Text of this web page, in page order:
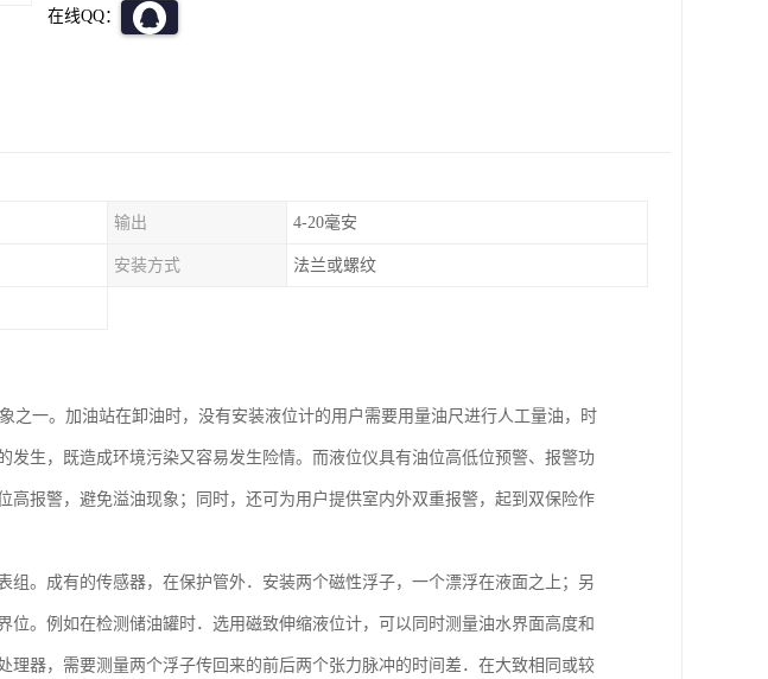
在线QQ：
输出 4-20毫安
安装方式 法兰或螺纹
一。加油站在卸油时，没有安装液位计的用户需要用量油尺进行人工量油，时
发生，既造成环境污染又容易发生险情。而液位仪具有油位高低位预警、报警功
高报警，避免溢油现象；同时，还可为用户提供室内外双重报警，起到双保险作
组。成有的传感器，在保护管外．安装两个磁性浮子，一个漂浮在液面之上；另
。例如在检测储油罐时．选用磁致伸缩液位计，可以同时测量油水界面高度和
理器，需要测量两个浮子传回来的前后两个张力脉冲的时间差．在大致相同或较